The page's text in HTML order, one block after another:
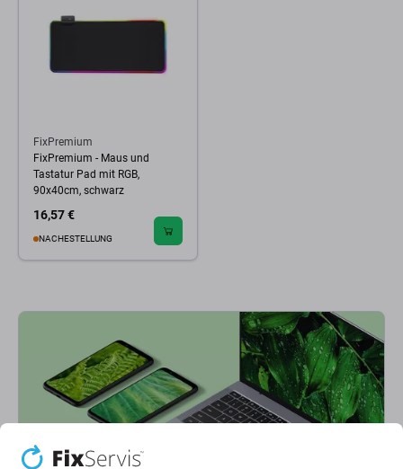
FixPremium
FixPremium - Maus und
Tastatur Pad mit RGB,
90x40cm, schwarz
16,57 €
NACHESTELLUNG